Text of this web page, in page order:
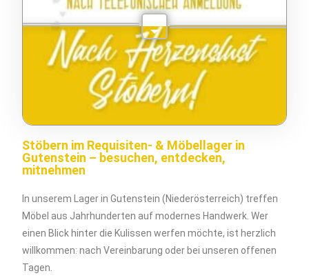
Stöbern im Requisiten- & Möbellager in
Gutenstein – besuchen, entdecken,
mitnehmen
In unserem Lager in Gutenstein (Niederösterreich) treffen
Möbel aus Jahrhunderten auf modernes Handwerk. Wer
einen Blick hinter die Kulissen werfen möchte, ist herzlich
willkommen: nach Vereinbarung oder bei unseren offenen
Tagen.